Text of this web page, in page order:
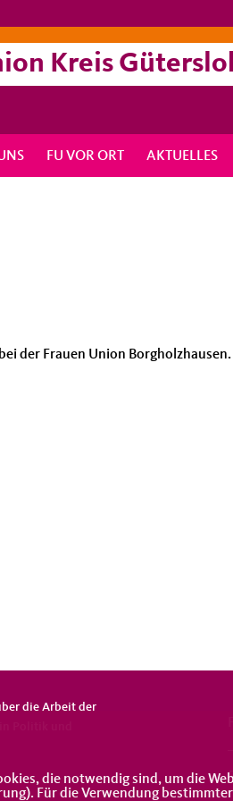
Kreis
FU VOR ORT AKTUELLES
der Frauen Union Borgholzhausen.
die Arbeit der
die notwendig sind, um die
Für die Verwendung